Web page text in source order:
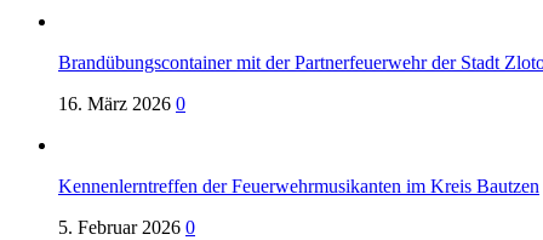
Brandübungscontainer mit der Partnerfeuerwehr der Stadt
16. März 2026 0
Kennenlerntreffen der Feuerwehrmusikanten im Kreis Bautzen
5. Februar 2026 0